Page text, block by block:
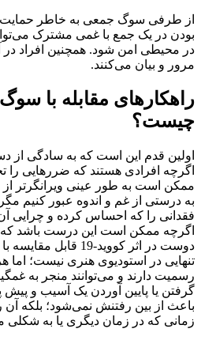
از طرفی سوگ جمعی به خاطر حمایت
بودن در یک جمع با غمی مشترک
در محیطی امن شود. همچنین افراد در
مرور و بیان می‌کنند.
راهکارهای مقابله با
چیست؟
اولین قدم این است که به سادگی از
اگرچه افرادی هستند که ضررهایی را
ممکن است به طور عینی ویرانگرتر از
به درستی از غم و اندوه عبور کنیم
فقدانی را که احساس کرده و چرایی آن
اگرچه ممکن است این درست باشد
دوست در اثر کووید-19
تنهایی در استودیوی هنری نیست؛ اما
رسمیت دارند و می‌توانند منجر به
گرفتن یا پایین آوردن یک آسیب و پیش
باعث از بین رفتنش نمی‌شود؛ بلکه
زمانی که در زمان دیگری یا به